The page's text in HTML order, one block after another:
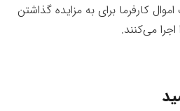
کارفرما برای به مزایده گذاشتن
می‌کنند.